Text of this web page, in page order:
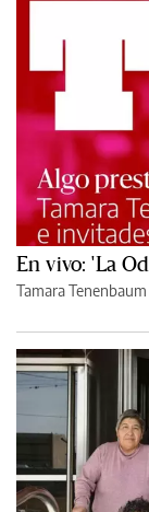
En vivo: 'La
Tamara Tenenbaum